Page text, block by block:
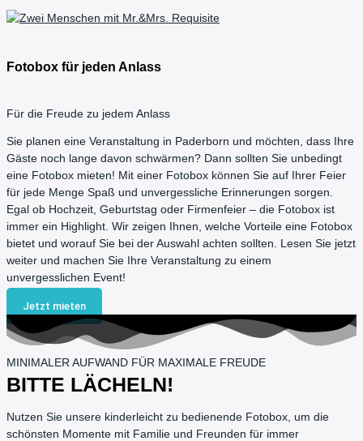
Fotobox für jeden Anlass
Für die Freude zu jedem Anlass
Sie planen eine Veranstaltung in Paderborn und möchten, dass Ihre
Gäste noch lange davon schwärmen? Dann sollten Sie unbedingt
eine Fotobox mieten! Mit einer Fotobox können Sie auf Ihrer Feier
für jede Menge Spaß und unvergessliche Erinnerungen sorgen.
Egal ob Hochzeit, Geburtstag oder Firmenfeier – die Fotobox ist
immer ein Highlight. Wir zeigen Ihnen, welche Vorteile eine Fotobox
bietet und worauf Sie bei der Auswahl achten sollten. Lesen Sie jetzt
weiter und machen Sie Ihre Veranstaltung zu einem
unvergesslichen Event!
Jetzt mieten
MINIMALER AUFWAND FÜR MAXIMALE FREUDE
BITTE LÄCHELN!
Nutzen Sie unsere kinderleicht zu bedienende Fotobox, um die
schönsten Momente mit Familie und Freunden für immer